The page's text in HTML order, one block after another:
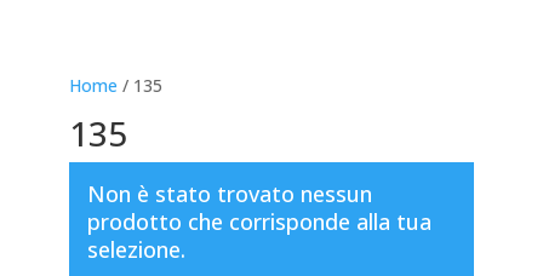
Home / 135
135
Non è stato trovato nessun
prodotto che corrisponde alla tua
selezione.